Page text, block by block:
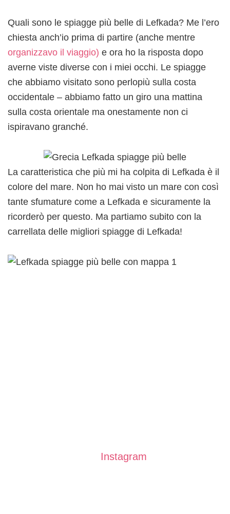
Quali sono le spiagge più belle di Lefkada? Me l’ero
chiesta anch’io prima di partire (anche mentre
organizzavo il viaggio) e ora ho la risposta dopo
averne viste diverse con i miei occhi. Le spiagge
che abbiamo visitato sono perlopiù sulla costa
occidentale – abbiamo fatto un giro una mattina
sulla costa orientale ma onestamente non ci
ispiravano granché.
La caratteristica che più mi ha colpita di Lefkada è il
colore del mare. Non ho mai visto un mare con così
tante sfumature come a Lefkada e sicuramente la
ricorderò per questo. Ma partiamo subito con la
carrellata delle migliori spiagge di Lefkada!
Instagram